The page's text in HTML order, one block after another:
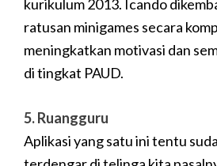
kurikulum 2013. Icando
ratusan minigames secara
meningkatkan motivasi dan
di tingkat PAUD.
5. Ruangguru
Aplikasi yang satu ini tentu